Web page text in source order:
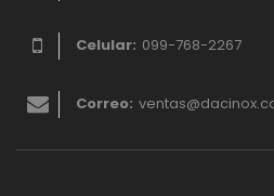
Celular: 099-768-2267
Correo: